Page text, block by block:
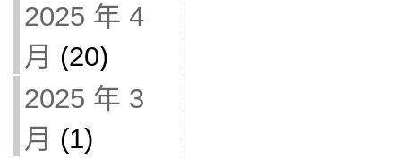
2025 年 4
月 (20)
2025 年 3
月 (1)